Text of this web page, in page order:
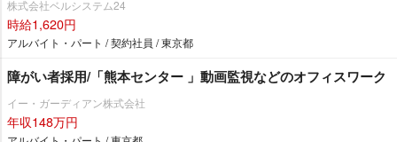
株式会社ベルシステム24
時給1,620円
アルバイト・パート / 契約社員 / 東京都
障がい者採用/「熊本センター 」動画監視などのオフィスワーク
イー・ガーディアン株式会社
年収148万円